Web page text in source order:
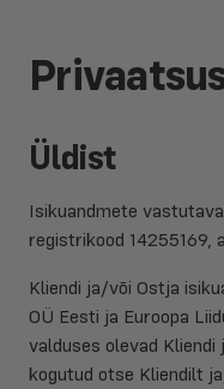
Üldist
Isikuandmete
registrikood 14255169,
Kliendi ja/või Ostja
OÜ Eesti ja Euroopa
valduses olevad Kliendi
kogutud otse Kliendilt